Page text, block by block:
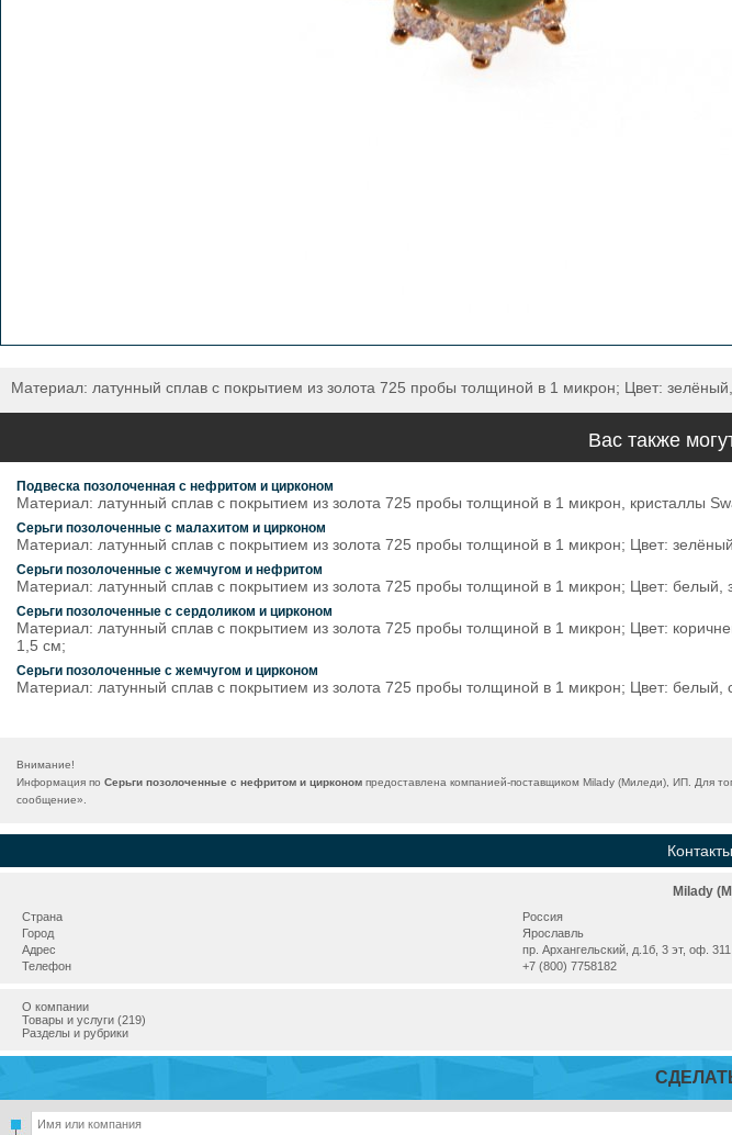
Материал: латунный сплав с покрытием из золота 725 пробы толщиной в 1 микрон; Цвет:
Вас также
Подвеска позолоченная с нефритом и цирконом
Материал: латунный сплав с покрытием из золота 725 пробы толщиной в 1 микрон, кристаллы
Серьги позолоченные с малахитом и цирконом
Материал: латунный сплав с покрытием из золота 725 пробы толщиной в 1 микрон; Цвет:
Серьги позолоченные с жемчугом и нефритом
Материал: латунный сплав с покрытием из золота 725 пробы толщиной в 1 микрон; Цвет:
Серьги позолоченные с сердоликом и цирконом
Материал: латунный сплав с покрытием из золота 725 пробы толщиной в 1 микрон; Цвет:
1,5 см;
Серьги позолоченные с жемчугом и цирконом
Материал: латунный сплав с покрытием из золота 725 пробы толщиной в 1 микрон; Цвет:
Внимание!
Информация по Серьги позолоченные с нефритом и цирконом предоставлена компанией-поставщиком Milady (Миледи), ИП. Для
сообщение».
Milady
Страна
Россия
Город
Ярославль
Адрес
пр. Архангельский, д.1б, 3 эт, оф. 311
Телефон
+7 (800) 7758182
О компании
Товары и услуги (219)
Разделы и рубрики